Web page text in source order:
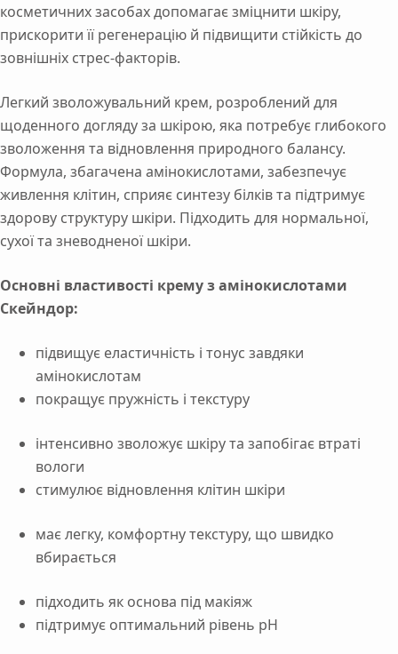
косметичнихзасобахдопомагаєзміцнити шкіру,
прискорити їїрегенерацію й підвищити стійкість до
зовнішніх стрес-факторів.
Легкий зволожувальний крем, розроблений для
щоденного доглядуза шкірою, яка потребує глибокого
зволоження та відновлення природного балансу.
Формула, збагачена амінокислотами, забезпечує
живлення клітин, сприяє синтезу білківта підтримує
здорову структуру шкіри. Підходить для нормальної,
сухоїта зневодненоїшкіри.
Основні властивості крему з амінокислотами
Скейндор:
підвищує еластичність і тонус завдяки
амінокислотам
покращує пружність і текстуру
інтенсивно зволожує шкірута запобігає втраті
вологи
стимулює відновлення клітин шкіри
маєлегку, комфортнутекстуру, що швидко
вбирається
підходить як основа під макіяж
підтримує оптимальний рівень pH